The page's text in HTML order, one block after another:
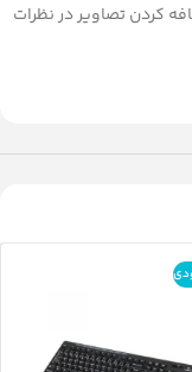
کردن تصاویر در نظرات